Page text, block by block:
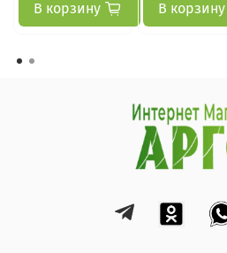
В корзину В корзину